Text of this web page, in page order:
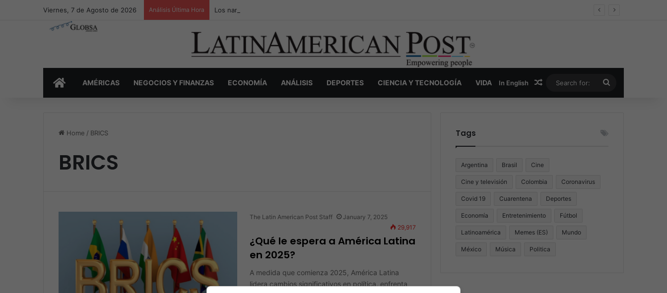
Viernes, 7 de Agosto de 2026 Análisis Última Hora Los narcos invisibles de Colombia: la guerra secreta por la verdad, el poder y la nueva economía de la droga
INICIOAMÉRICAS NEGOCIOS Y FINANZAS ECONOMÍA ANÁLISIS DEPORTES CIENCIA Y TECNOLOGÍA VIDA In English Random Article
for:
Home / BRICS
BRICS
The Latin American Post Staff
January 7, 2025
29,917
¿Qué le espera a América Latina
en 2025?
A medida que comienza 2025, América Latina
lidera cambios significativos en política, enfrenta
Tags
Argentina Brasil Cine
Cine y televisión Colombia Coronavirus
Covid 19 Cuarentena Deportes
Economía Entretenimiento Fútbol
Latinoamérica Memes (ES) Mundo
México Música Politica